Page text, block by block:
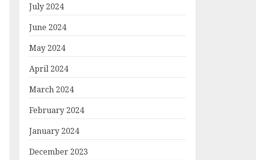
July 2024
June 2024
May 2024
April 2024
March 2024
February 2024
January 2024
December 2023